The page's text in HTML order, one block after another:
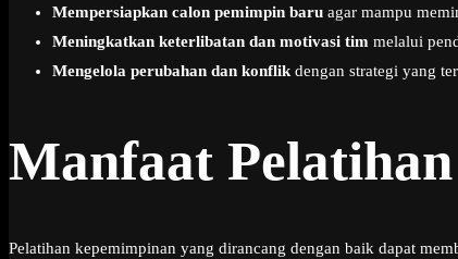
Mempersiapkan calon pemimpin baru agar mampu
Meningkatkan keterlibatan dan motivasi tim melalui
Mengelola perubahan dan konflikdengan strategi yang
Manfaat
Pelatihan kepemimpinan yang dirancang dengan baik dapat